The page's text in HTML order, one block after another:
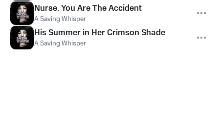
Nurse. You Are The Accident
A Saving Whisper
His Summer in Her Crimson Shade
A Saving Whisper